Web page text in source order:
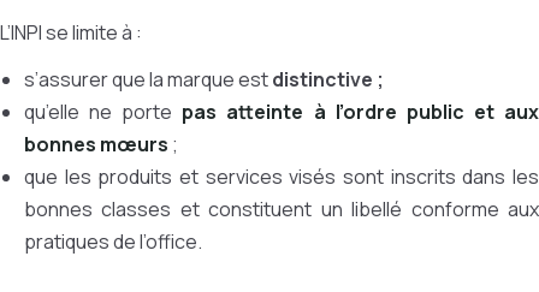
L’INPI se limite à :
s’assurer que la marque estdistinctive ;
qu’elle ne porte pas atteinte à l’ordre public et aux
bonnes mœurs ;
que les produits et services visés sont inscrits dans les
bonnes classes et constituent un libellé conforme aux
pratiques de l’office.